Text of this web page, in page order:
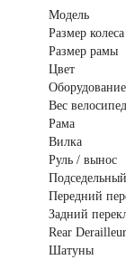
Модель
Размер колеса
Размер рамы
Цвет
Оборудование
Вес
Рама
Вилка
Руль / вынос
Передний
Задний
Rear Derailleur
Шатуны